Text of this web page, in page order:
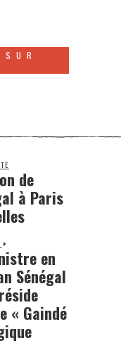
de
à Paris
en
Sénégal
« Gaindé